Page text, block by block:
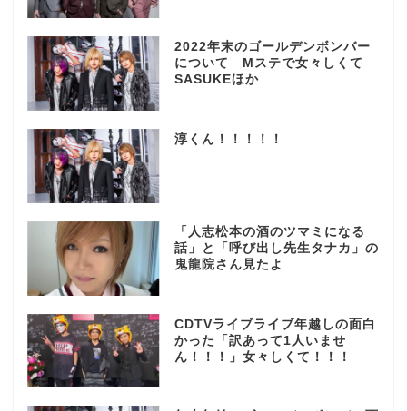
2022年末のゴールデンボンバー
について Mステで女々しくて
SASUKEほか
淳くん！！！！！
「人志松本の酒のツマミになる
話」と「呼び出し先生タナカ」の
鬼龍院さん見たよ
CDTVライブライブ年越しの面白
かった「訳あって1人いませ
ん！！！」女々しくて！！！